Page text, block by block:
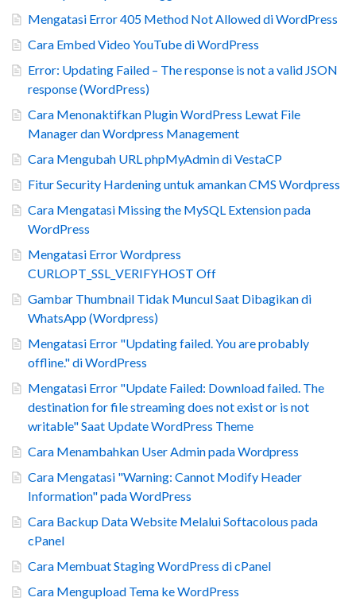
Mengatasi Error 405 Method Not Allowed di WordPress
Cara Embed Video YouTube di WordPress
Error: Updating Failed – The response is not a valid JSON
response (WordPress)
Cara Menonaktifkan Plugin WordPress Lewat File
Manager dan Wordpress Management
Cara Mengubah URL phpMyAdmin di VestaCP
Fitur Security Hardening untuk amankan CMS Wordpress
Cara Mengatasi Missing the MySQL Extension pada
WordPress
Mengatasi Error Wordpress
CURLOPT_SSL_VERIFYHOST Off
Gambar Thumbnail Tidak Muncul Saat Dibagikan di
WhatsApp (Wordpress)
Mengatasi Error "Updating failed. You are probably
offline." di WordPress
Mengatasi Error "Update Failed: Download failed. The
destination for file streaming does not exist or is not
writable" Saat Update WordPress Theme
Cara Menambahkan User Admin pada Wordpress
Cara Mengatasi "Warning: Cannot Modify Header
Information" pada WordPress
Cara Backup Data Website Melalui Softacolous pada
cPanel
Cara Membuat Staging WordPress di cPanel
Cara Mengupload Tema ke WordPress